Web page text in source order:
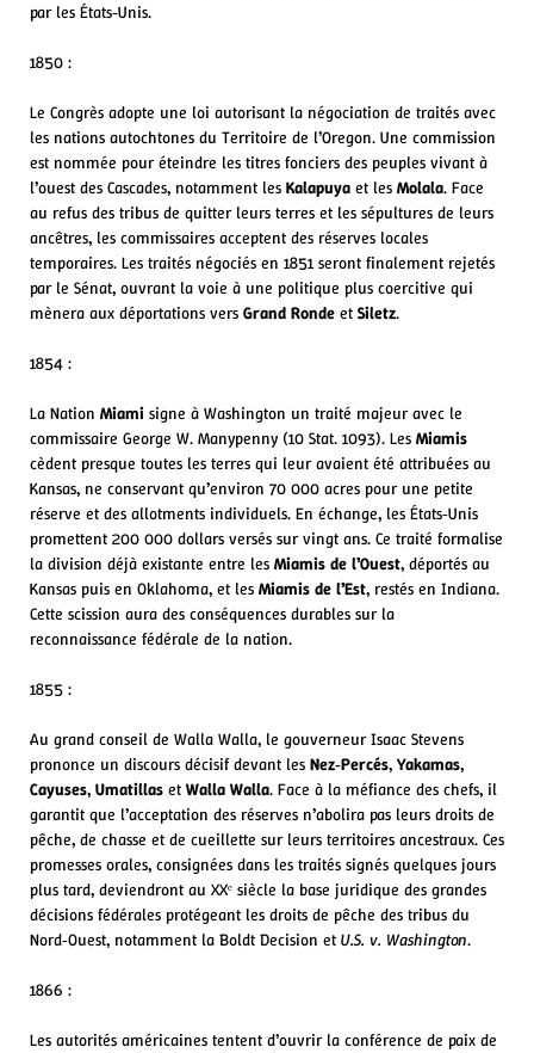
par les États‑Unis.
1850 :
Le Congrès adopte une loi autorisant la négociation de traités avec
les nations autochtones du Territoire de l’Oregon. Une commission
est nommée pour éteindre les titres fonciers des peuples vivant à
l’ouest des Cascades, notamment les Kalapuya et les Molala. Face
au refus des tribus de quitter leurs terres et les sépultures de leurs
ancêtres, les commissaires acceptent des réserves locales
temporaires. Les traités négociés en 1851 seront finalement rejetés
par le Sénat, ouvrant la voie à une politique plus coercitive qui
mènera aux déportations vers Grand Ronde et Siletz.
1854 :
La Nation Miami signe à Washington un traité majeur avec le
commissaire George W. Manypenny (10 Stat. 1093). Les Miamis
cèdent presque toutes les terres qui leur avaient été attribuées au
Kansas, ne conservant qu’environ 70 000 acres pour une petite
réserve et des allotments individuels. En échange, les États‑Unis
promettent 200 000 dollars versés sur vingt ans. Ce traité formalise
la division déjà existante entre les Miamis de l’Ouest, déportés au
Kansas puis en Oklahoma, et les Miamis de l’Est, restés en Indiana.
Cette scission aura des conséquences durables sur la
reconnaissance fédérale de la nation.
1855 :
Au grand conseil de Walla Walla, le gouverneur Isaac Stevens
prononce un discours décisif devant les Nez‑Percés, Yakamas,
Cayuses, Umatillas et Walla Walla. Face à la méfiance des chefs, il
garantit que l’acceptation des réserves n’abolira pas leurs droits de
pêche, de chasse et de cueillette sur leurs territoires ancestraux. Ces
promesses orales, consignées dans les traités signés quelques jours
plus tard, deviendront au XXᵉ siècle la base juridique des grandes
décisions fédérales protégeant les droits de pêche des tribus du
Nord‑Ouest, notamment la Boldt Decision et U.S. v. Washington.
1866 :
Les autorités américaines tentent d’ouvrir la conférence de paix de